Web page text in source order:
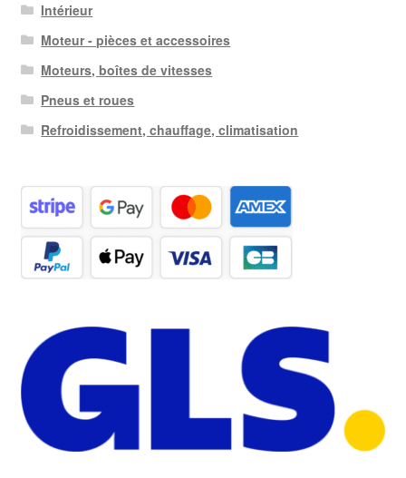
Intérieur
Moteur - pièces et accessoires
Moteurs, boîtes de vitesses
Pneus et roues
Refroidissement, chauffage, climatisation